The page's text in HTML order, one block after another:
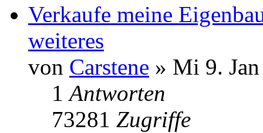
Verkaufe meine
weiteres
von Carstene » Mi 9.
1Antworten
73281 Zugriffe